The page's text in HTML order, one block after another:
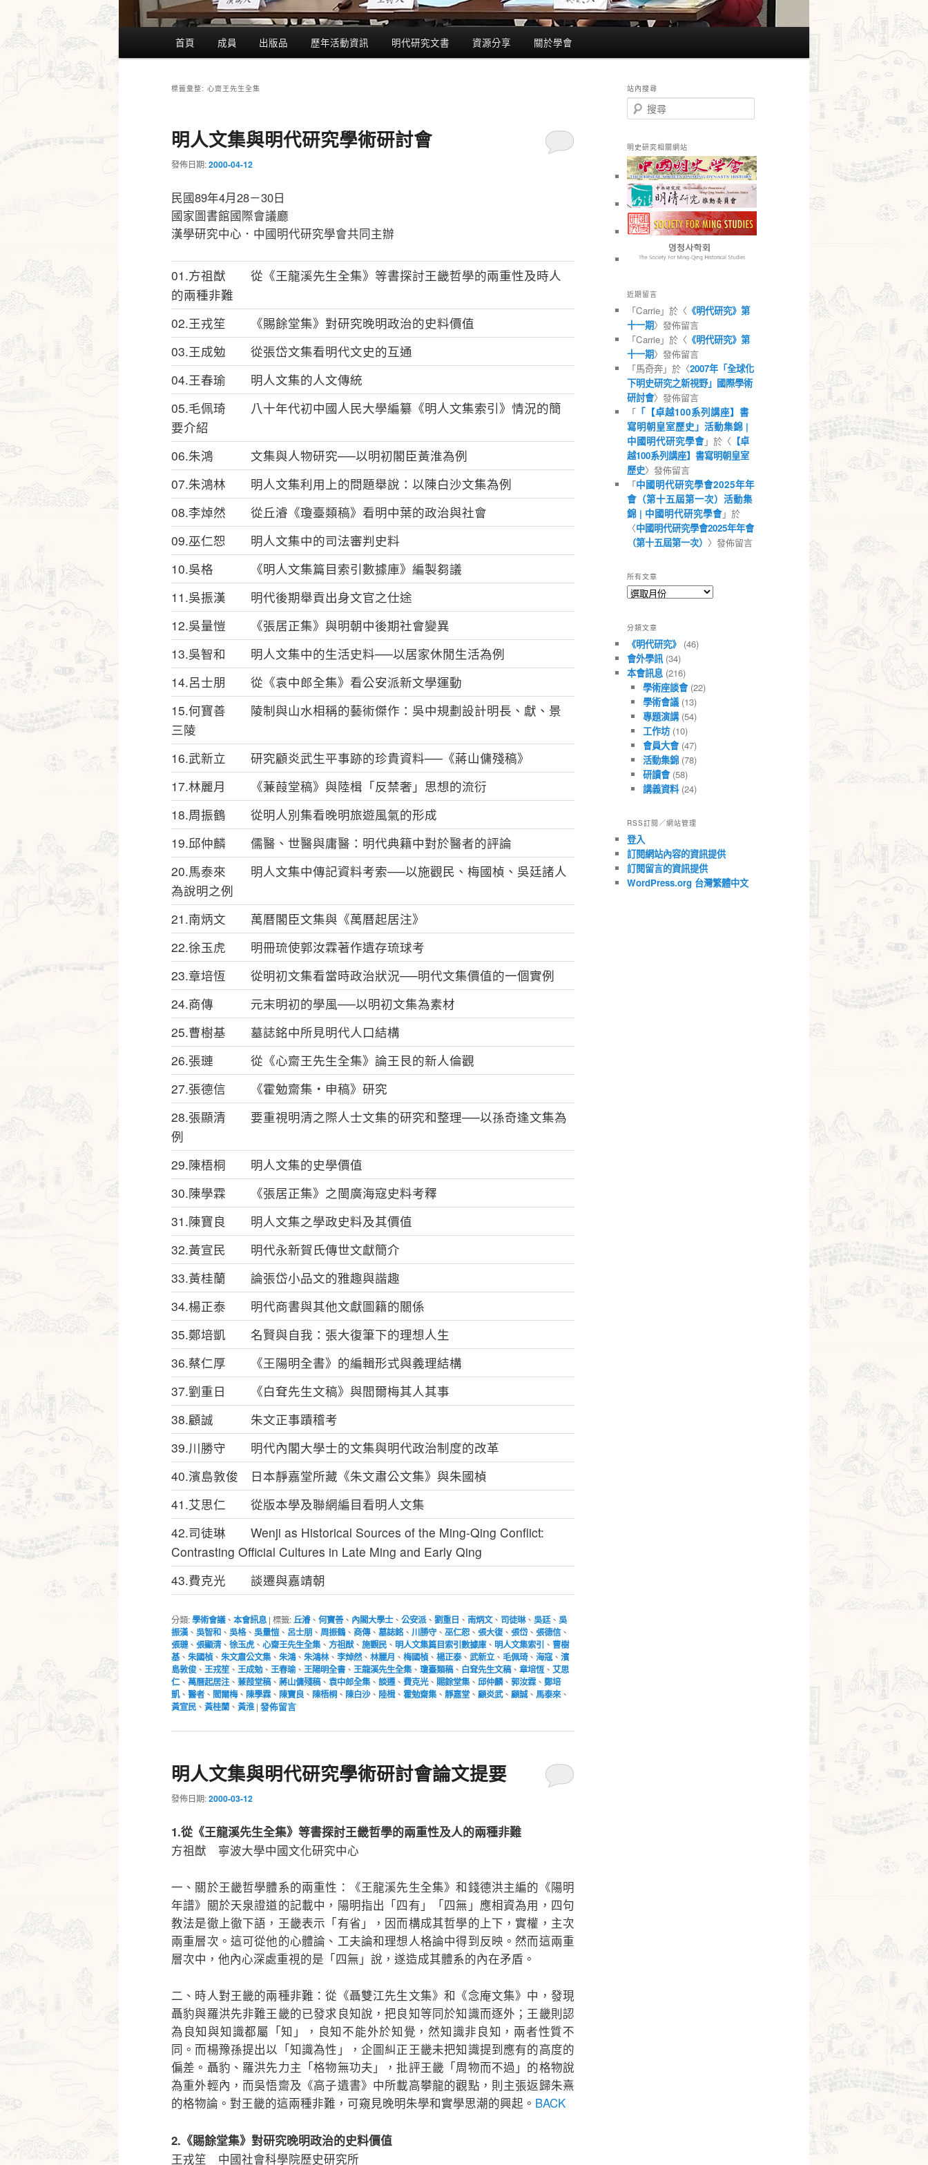
首頁 成員 出版品 歷年活動資訊 明代研究文書 資源分享 關於學會
標籤彙整: 心齋王先生全集
明人文集與明代研究學術研討會
發佈日期:2000-04-12
民國89年4月28－30日
國家圖書館國際會議廳
漢學研究中心．中國明代研究學會共同主辦
01.方祖猷 從《王龍溪先生全集》等書探討王畿哲學的兩重性及時人
的兩種非難
02.王戎笙 《賜餘堂集》對研究晚明政治的史料價值
03.王成勉 從張岱文集看明代文史的互通
04.王春瑜 明人文集的人文傳統
05.毛佩琦 八十年代初中國人民大學編纂《明人文集索引》情況的簡
要介紹
06.朱鴻 文集與人物研究──以明初閣臣黃淮為例
07.朱鴻林 明人文集利用上的問題舉說：以陳白沙文集為例
08.李焯然 從丘濬《瓊臺類稿》看明中葉的政治與社會
09.巫仁恕 明人文集中的司法審判史料
10.吳格 《明人文集篇目索引數據庫》編製芻議
11.吳振漢 明代後期舉貢出身文官之仕途
12.吳量愷 《張居正集》與明朝中後期社會變異
13.吳智和 明人文集中的生活史料──以居家休閒生活為例
14.呂士朋 從《袁中郎全集》看公安派新文學運動
15.何寶善 陵制與山水相稱的藝術傑作：吳中規劃設計明長、獻、景
三陵
16.武新立 研究顧炎武生平事跡的珍貴資料──《蔣山傭殘稿》
17.林麗月 《蒹葭堂稿》與陸楫「反禁奢」思想的流衍
18.周振鶴 從明人別集看晚明旅遊風氣的形成
19.邱仲麟 儒醫、世醫與庸醫：明代典籍中對於醫者的評論
20.馬泰來 明人文集中傳記資料考索──以施觀民、梅國楨、吳廷諸人
為說明之例
21.南炳文 萬曆閣臣文集與《萬曆起居注》
22.徐玉虎 明冊琉使郭汝霖著作遺存琉球考
23.章培恆 從明初文集看當時政治狀況──明代文集價值的一個實例
24.商傳 元末明初的學風──以明初文集為素材
25.曹樹基 墓誌銘中所見明代人口結構
26.張璉 從《心齋王先生全集》論王艮的新人倫觀
27.張德信 《霍勉齋集‧申稿》研究
28.張顯清 要重視明清之際人士文集的研究和整理──以孫奇逢文集為
例
29.陳梧桐 明人文集的史學價值
30.陳學霖 《張居正集》之閩廣海寇史料考釋
31.陳寶良 明人文集之學政史料及其價值
32.黃宣民 明代永新賀氏傳世文獻簡介
33.黃桂蘭 論張岱小品文的雅趣與諧趣
34.楊正泰 明代商書與其他文獻圖籍的關係
35.鄭培凱 名賢與自我：張大復筆下的理想人生
36.蔡仁厚 《王陽明全書》的編輯形式與義理結構
37.劉重日 《白耷先生文稿》與閻爾梅其人其事
38.顧誠 朱文正事蹟稽考
39.川勝守 明代內閣大學士的文集與明代政治制度的改革
40.濱島敦俊 日本靜嘉堂所藏《朱文肅公文集》與朱國楨
41.艾思仁 從版本學及聯網編目看明人文集
42.司徒琳 Wenji as Historical Sources of the Ming-Qing Conflict:
Contrasting Official Cultures in Late Ming and Early Qing
43.費克光 談遷與嘉靖朝
分類:學術會議、 本會訊息 | 標籤:丘濬、 何寶善、 內閣大學士、 公安派、 劉重日 、 南炳文、 司徒琳、 吳廷、 吳
振漢、 吳智和 、 吳格、 吳量愷、 呂士朋 、 周振鶴、 商傳、 墓誌銘 、 川勝守、 巫仁恕 、 張大復、 張岱、 張德信、
張璉、 張顯清、 徐玉虎、 心齋王先生全集、 方祖猷、 施觀民 、 明人文集篇目索引數據庫、 明人文集索引 、 曹樹
基、 朱國楨、 朱文肅公文集、 朱鴻、 朱鴻林、 李焯然、 林麗月 、 梅國楨、 楊正泰、 武新立、 毛佩琦、 海寇、 濱
島敦俊、 王戎笙、 王成勉、 王春瑜、 王陽明全書、 王龍溪先生全集、 瓊臺類稿、 白耷先生文稿、 章培恆、 艾思
仁、 萬曆起居注、 蒹葭堂稿、 蔣山傭殘稿、 袁中郎全集、 談遷、 費克光、 賜餘堂集、 邱仲麟、 郭汝霖、 鄭培
凱、 醫者、 閻爾梅、 陳學霖、 陳寶良 、 陳梧桐 、 陳白沙、 陸楫、 霍勉齋集、 靜嘉堂 、 顧炎武、 顧誠、 馬泰來、
黃宣民 、 黃桂蘭、 黃淮 | 發佈留言
明人文集與明代研究學術研討會論文提要
發佈日期:2000-03-12
1.從《王龍溪先生全集》等書探討王畿哲學的兩重性及人的兩種非難
方祖猷 寧波大學中國文化研究中心
一、關於王畿哲學體系的兩重性：《王龍溪先生全集》和錢德洪主編的《陽明
年譜》關於天泉證道的記載中，陽明指出「四有」「四無」應相資為用，四句
教法是徹上徹下語，王畿表示「有省」，因而構成其哲學的上下，實權，主次
兩重層次。這可從他的心體論、工夫論和理想人格論中得到反映。然而這兩重
層次中，他內心深處重視的是「四無」說，遂造成其體系的內在矛盾。
二、時人對王畿的兩種非難：從《聶雙江先生文集》和《念庵文集》中，發現
聶豹與羅洪先非難王畿的已發求良知說，把良知等同於知識而逐外；王畿則認
為良知與知識都屬「知」，良知不能外於知覺，然知識非良知，兩者性質不
同。而楊豫孫提出以「知識為性」，企圖糾正王畿未把知識提到應有的高度的
偏差。聶豹、羅洪先力主「格物無功夫」，批評王畿「周物而不過」的格物說
為重外輕內，而吳悟齋及《高子遺書》中所載高攀龍的觀點，則主張返歸朱熹
的格物論。對王畿的這兩種非難，可窺見晚明朱學和實學思潮的興起。 BACK
2.《賜餘堂集》對研究晚明政治的史料價值
王戎笙 中國社會科學院歷史研究所
站內搜尋
搜
尋
明史研究相關網站
近期留言
「Carrie」於〈 《明代研究》第
十一期〉發佈留言
「Carrie」於〈 《明代研究》第
十一期〉發佈留言
「馬奇奔」於〈2007年「全球化
下明史研究之新視野」國際學術
研討會〉發佈留言
「 「【卓越100系列講座】書
寫明朝皇室歷史」活動集錦 |
中國明代研究學會」於〈 【卓
越100系列講座】書寫明朝皇室
歷史〉發佈留言
「中國明代研究學會2025年年
會（第十五屆第一次）活動集
錦 | 中國明代研究學會」於
〈中國明代研究學會2025年年會
（第十五屆第一次） 〉發佈留言
所有文章
所
章
分類文章
《明代研究》 (46)
會外學訊 (34)
本會訊息 (216)
學術座談會(22)
學術會議(13)
專題演講(54)
工作坊(10)
會員大會(47)
活動集錦(78)
研讀會(58)
講義資料(24)
RSS訂閱／網站管理
登入
訂閱網站內容的資訊提供
訂閱留言的資訊提供
WordPress.org 台灣繁體中文